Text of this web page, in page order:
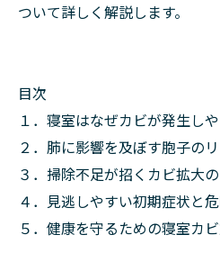
ついて詳しく解説します。
目次
１．寝室はなぜカビが発生し
２．肺に影響を及ぼす胞子の
３．掃除不足が招くカビ拡大
４．見逃しやすい初期症状と
５．健康を守るための寝室カ